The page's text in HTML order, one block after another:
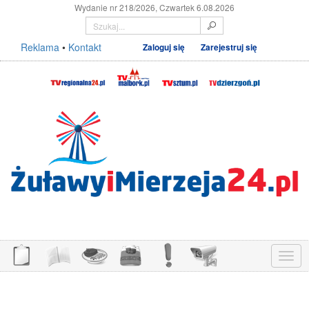
Wydanie nr 218/2026, Czwartek 6.08.2026
Reklama • Kontakt Zaloguj się Zarejestruj się
Menu